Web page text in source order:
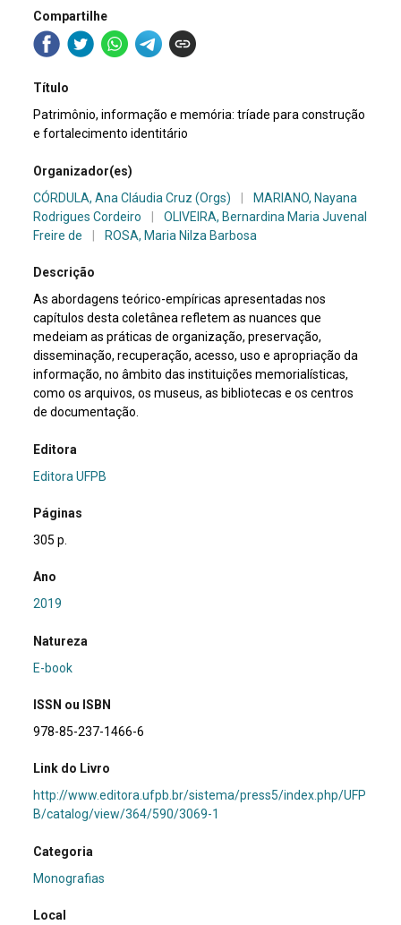
Compartilhe
Título
Patrimônio, informação e memória: tríade para construção
e fortalecimento identitário
Organizador(es)
CÓRDULA, Ana Cláudia Cruz (Orgs)
MARIANO, Nayana
Rodrigues Cordeiro
OLIVEIRA, Bernardina Maria Juvenal
Freire de
ROSA, Maria Nilza Barbosa
Descrição
As abordagens teórico-empíricas apresentadas nos
capítulos desta coletânea refletem as nuances que
medeiam as práticas de organização, preservação,
disseminação, recuperação, acesso, uso e apropriação da
informação, no âmbito das instituições memorialísticas,
como os arquivos, os museus, as bibliotecas e os centros
de documentação.
Editora
Editora UFPB
Páginas
305 p.
Ano
2019
Natureza
E-book
ISSN ou ISBN
978-85-237-1466-6
Link do Livro
http://www.editora.ufpb.br/sistema/press5/index.php/UFP
B/catalog/view/364/590/3069-1
Categoria
Monografias
Local